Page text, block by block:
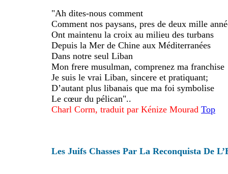
"Ah dites-nous comment
Comment nos paysans, pres de deux mille
Ont maintenu la croix au milieu des turbans
Depuis la Mer de Chine aux Méditerranées
Dans notre seul Liban
Mon frere musulman, comprenez ma franchise
Je suis le vrai Liban, sincere et pratiquant;
D’autant plus libanais que ma foi symbolise
Le cœur du pélican"..
Charl Corm, traduit par Kénize Mourad Top
Les Juifs Chasses Par La Reconquista De